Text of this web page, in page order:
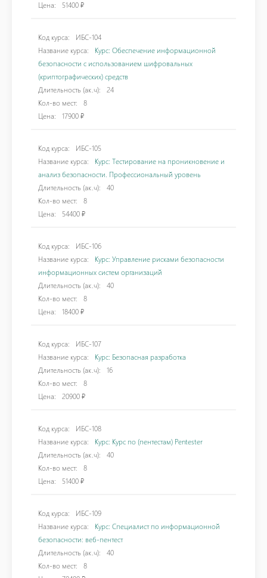
Цена:
51400 ₽
Код курса:
ИБС-104
Название курса:
Курс: Обеспечение информационной
безопасности с использованием шифровальных
(криптографических) средств
Длительность (ак.ч):
24
Кол-во мест:
8
Цена:
17900 ₽
Код курса:
ИБС-105
Название курса:
Курс: Тестирование на проникновение и
анализ безопасности. Профессиональный уровень
Длительность (ак.ч):
40
Кол-во мест:
8
Цена:
54400 ₽
Код курса:
ИБС-106
Название курса:
Курс: Управление рисками безопасности
информационных систем организаций
Длительность (ак.ч):
40
Кол-во мест:
8
Цена:
18400 ₽
Код курса:
ИБС-107
Название курса:
Курс: Безопасная разработка
Длительность (ак.ч):
16
Кол-во мест:
8
Цена:
20900 ₽
Код курса:
ИБС-108
Название курса:
Курс: Курс по (пентестам) Pentester
Длительность (ак.ч):
40
Кол-во мест:
8
Цена:
51400 ₽
Код курса:
ИБС-109
Название курса:
Курс: Специалист по информационной
безопасности: веб-пентест
Длительность (ак.ч):
40
Кол-во мест:
8